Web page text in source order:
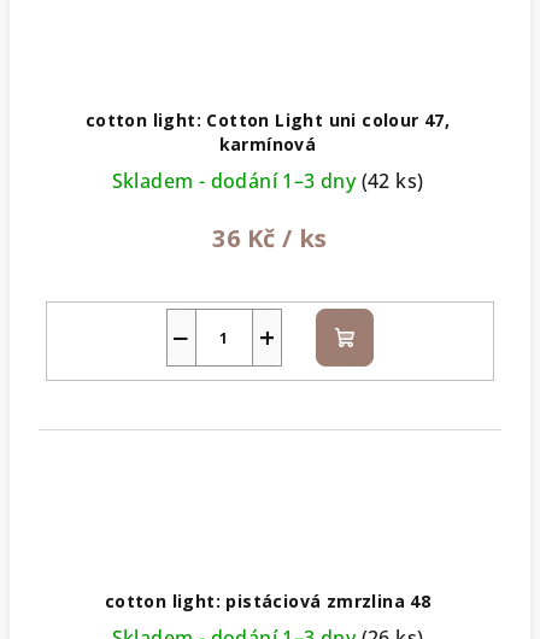
cotton light: Cotton Light uni colour 47,
karmínová
Skladem - dodání 1–3 dny(42 ks)
36 Kč / ks
+
− Do
košíku
cotton light: pistáciová zmrzlina 48